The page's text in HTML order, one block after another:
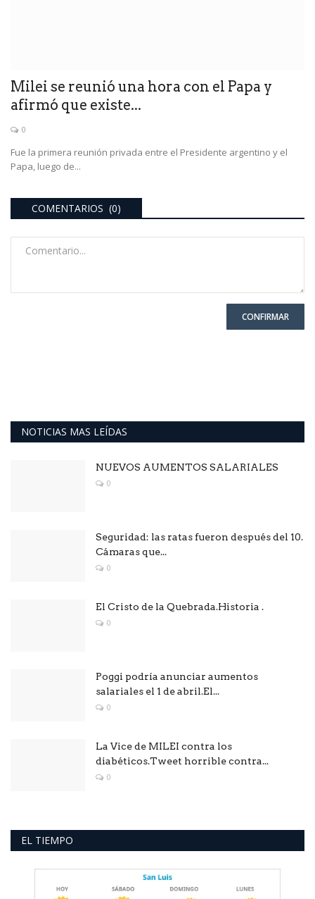
Milei se reunió una hora con el Papa y
afirmó que existe...
0
Fue la primera reunión privada entre el Presidente argentino y el
Papa, luego de...
COMENTARIOS (0)
CONFIRMAR
NOTICIAS MAS LEÍDAS
NUEVOS AUMENTOS SALARIALES
0
Seguridad: las ratas fueron después del 10.
Cámaras que...
0
El Cristo de la Quebrada.Historia .
0
Poggi podría anunciar aumentos
salariales el 1 de abril.El...
0
La Vice de MILEI contra los
diabéticos.Tweet horrible contra...
0
EL TIEMPO